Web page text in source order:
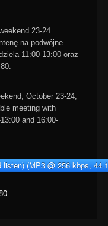
23-24
na podwójne
11:00-13:00 oraz
October 23-24,
meeting with
and 16:00-
(MP3 @ 256 kbps,